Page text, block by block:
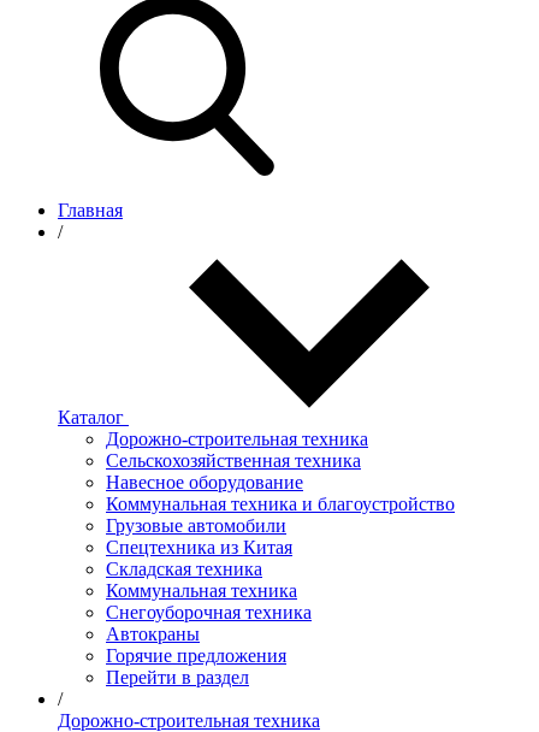
Главная
/
Каталог
Дорожно-строительная техника
Сельскохозяйственная техника
Навесное оборудование
Коммунальная техника и благоустройство
Грузовые автомобили
Спецтехника из Китая
Складская техника
Коммунальная техника
Снегоуборочная техника
Автокраны
Горячие предложения
Перейти в раздел
/
Дорожно-строительная техника